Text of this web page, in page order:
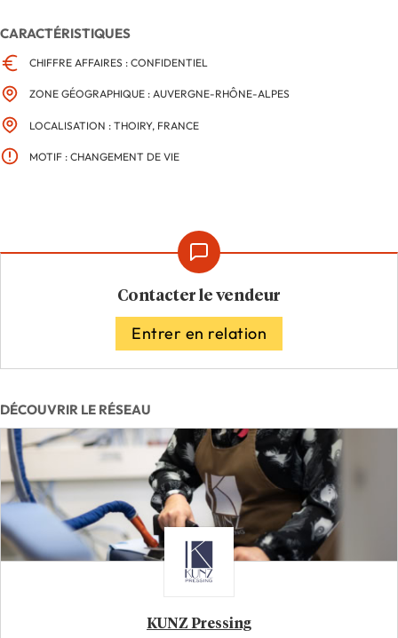
CARACTÉRISTIQUES
CHIFFRE AFFAIRES : CONFIDENTIEL
ZONE GÉOGRAPHIQUE : AUVERGNE-RHÔNE-ALPES
LOCALISATION : THOIRY, FRANCE
MOTIF : CHANGEMENT DE VIE
Contacter le vendeur
Entrer en relation
DÉCOUVRIR LE RÉSEAU
KUNZ Pressing